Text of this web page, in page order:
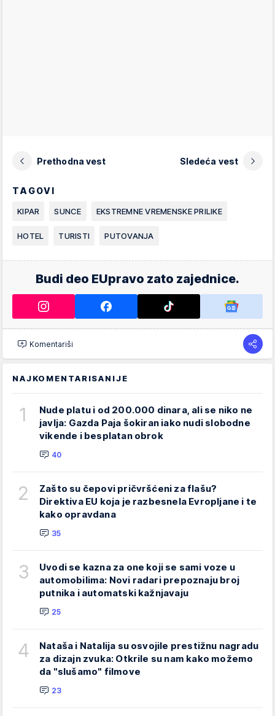
Prethodna vest Sledeća vest
TAGOVI
KIPAR SUNCE EKSTREMNE VREMENSKE PRILIKE
HOTEL TURISTI PUTOVANJA
Budi deo EUpravo zato zajednice.
Komentariši
NAJKOMENTARISANIJE
1
Nude platu i od 200.000 dinara, ali se niko ne
javlja: Gazda Paja šokiran iako nudi slobodne
vikende i besplatan obrok
40
2
Zašto su čepovi pričvršćeni za flašu?
Direktiva EU koja je razbesnela Evropljane i te
kako opravdana
35
3
Uvodi se kazna za one koji se sami voze u
automobilima: Novi radari prepoznaju broj
putnika i automatski kažnjavaju
25
4
Nataša i Natalija su osvojile prestižnu nagradu
za dizajn zvuka: Otkrile su nam kako možemo
da "slušamo" filmove
23